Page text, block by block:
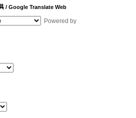
/ Google Translate Web
Powered by